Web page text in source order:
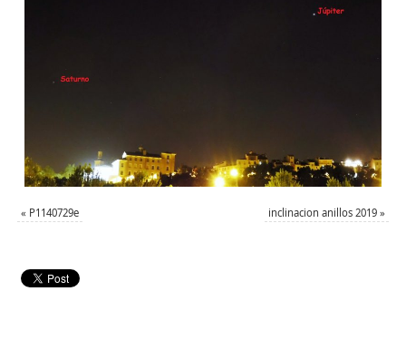
« P1140729e inclinacion anillos 2019 »